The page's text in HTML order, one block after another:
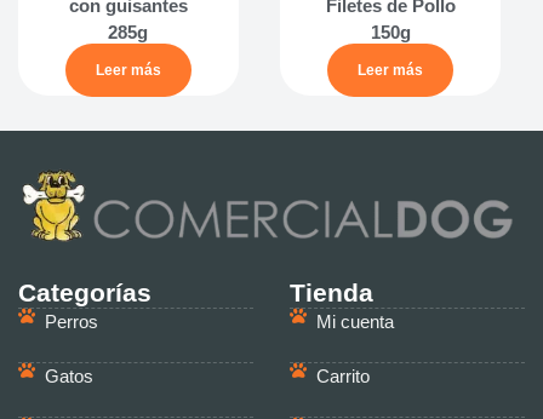
con guisantes
285g
Leer más
Filetes de Pollo
150g
Leer más
Categorías
Perros
Gatos
Tienda
Mi cuenta
Carrito